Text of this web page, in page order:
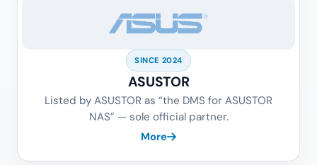
SINCE 2024
ASUSTOR
Listed by ASUSTOR as “the DMS for ASUSTOR
NAS” — sole official partner.
More